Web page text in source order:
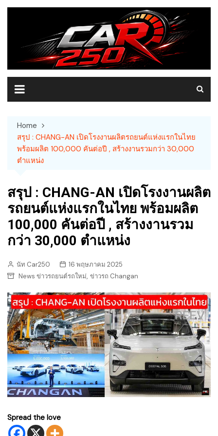
Skip
Home
สรุป : CHANG-AN เปิดโรงงานผลิตรถยนต์แห่งแรกในไทย
พร้อมผลิต 100,000 คันต่อปี , สร้างงานรวมกว่า 30,000
ตำแหน่ง
สรุป : CHANG-AN เปิดโรงงานผลิต
รถยนต์แห่งแรกในไทย พร้อมผลิต
100,000 คันต่อปี , สร้างงานรวม
กว่า 30,000 ตำแหน่ง
นัท Car250
16 พฤษภาคม 2025
News ข่าวรถยนต์รถใหม่, ข่าวรถ Changan
Spread the love